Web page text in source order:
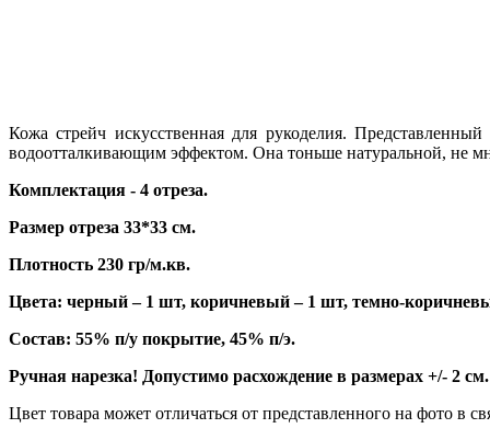
Кожа стрейч искусственная для рукоделия.
водоотталкивающим эффектом. Она тоньше натуральной, не
Комплектация - 4 отреза.
Размер отреза 33*33 см.
Плотность 230 гр/м.кв.
Цвета: черный – 1 шт, коричневый – 1 шт, темно-
Состав: 55% п/у покрытие, 45% п/э.
Ручная нарезка! Допустимо расхождение в размерах +/- 2 см.
Цвет товара может отличаться от представленного на фото в